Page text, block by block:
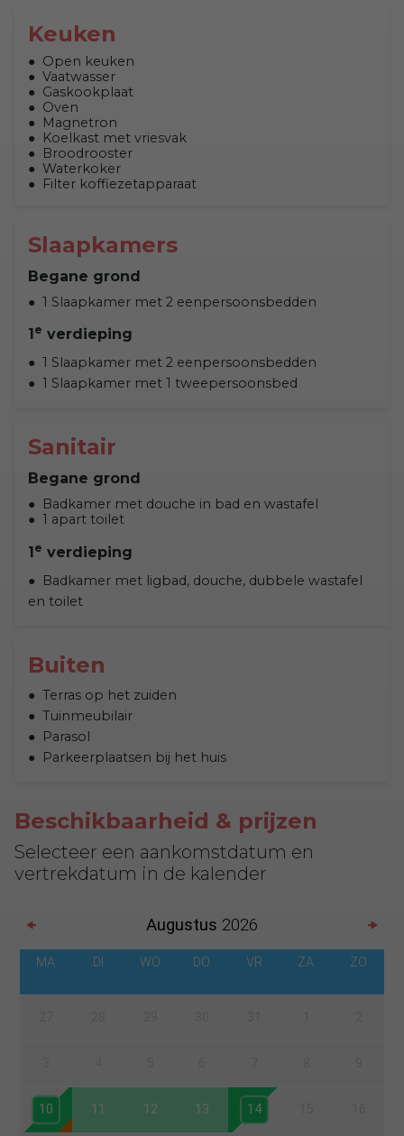
Keuken
Open keuken
Vaatwasser
Gaskookplaat
Oven
Magnetron
Koelkast met vriesvak
Broodrooster
Waterkoker
Filter koffiezetapparaat
Slaapkamers
Begane grond
1 Slaapkamer met 2 eenpersoonsbedden
1 e verdieping
1 Slaapkamer met 2 eenpersoonsbedden
1 Slaapkamer met 1 tweepersoonsbed
Sanitair
Begane grond
Badkamer met douche in bad en wastafel
1 apart toilet
1e verdieping
Badkamer met ligbad, douche, dubbele wastafel
en toilet
Buiten
Terras op het zuiden
Tuinmeubilair
Parasol
Parkeerplaatsen bij het huis
Beschikbaarheid & prijzen
Selecteer een aankomstdatum en
vertrekdatum in de kalender
Augustus 2026
MA DI WO DO VR ZA ZO
10 11 12 13 14